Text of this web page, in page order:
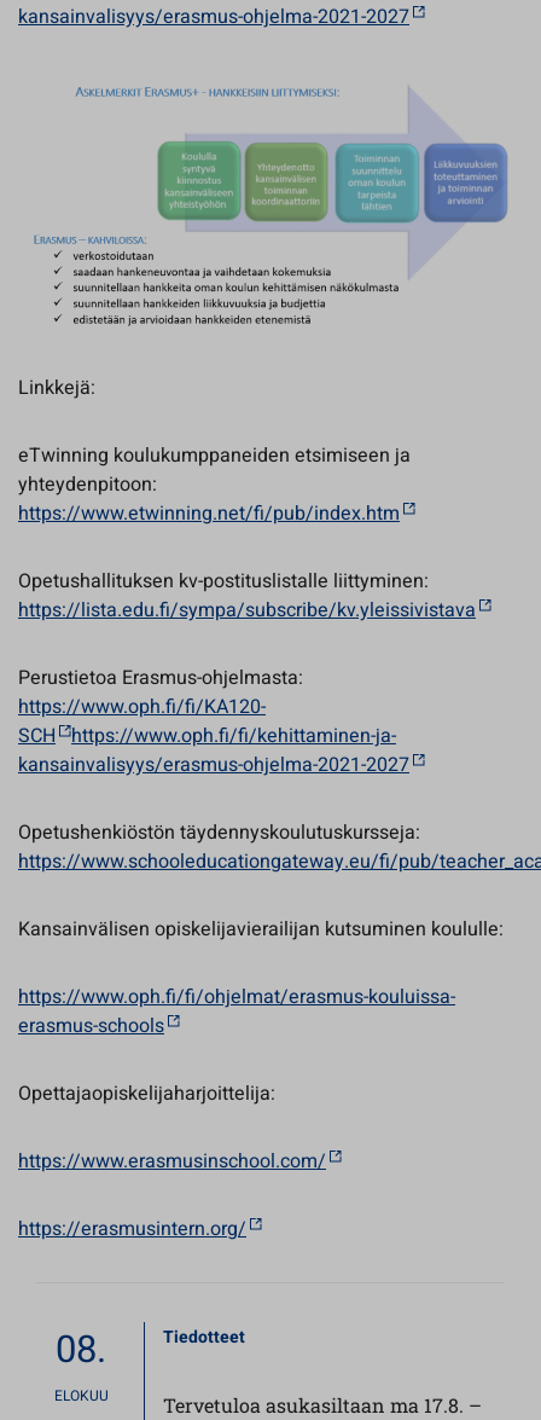
kansainvalisyys/erasmus-ohjelma-2021-2027
Linkkejä:
eTwinning koulukumppaneiden etsimiseen ja
yhteydenpitoon:
https://www.etwinning.net/fi/pub/index.htm
Opetushallituksen kv-postituslistalle liittyminen:
https://lista.edu.fi/sympa/subscribe/kv.yleissivistava
Perustietoa Erasmus-ohjelmasta:
https://www.oph.fi/fi/KA120-
SCH https://www.oph.fi/fi/kehittaminen-ja-
kansainvalisyys/erasmus-ohjelma-2021-2027
Opetushenkiöstön täydennyskoulutuskursseja:
https://www.schooleducationgateway.eu/fi/pub/
Kansainvälisen opiskelijavierailijan kutsuminen koululle:
https://www.oph.fi/fi/ohjelmat/erasmus-kouluissa-
erasmus-schools
Opettajaopiskelijaharjoittelija:
https://www.erasmusinschool.com/
https://erasmusintern.org/
08.
ELOKUU
Tiedotteet
Tervetuloa asukasiltaan ma 17.8. –